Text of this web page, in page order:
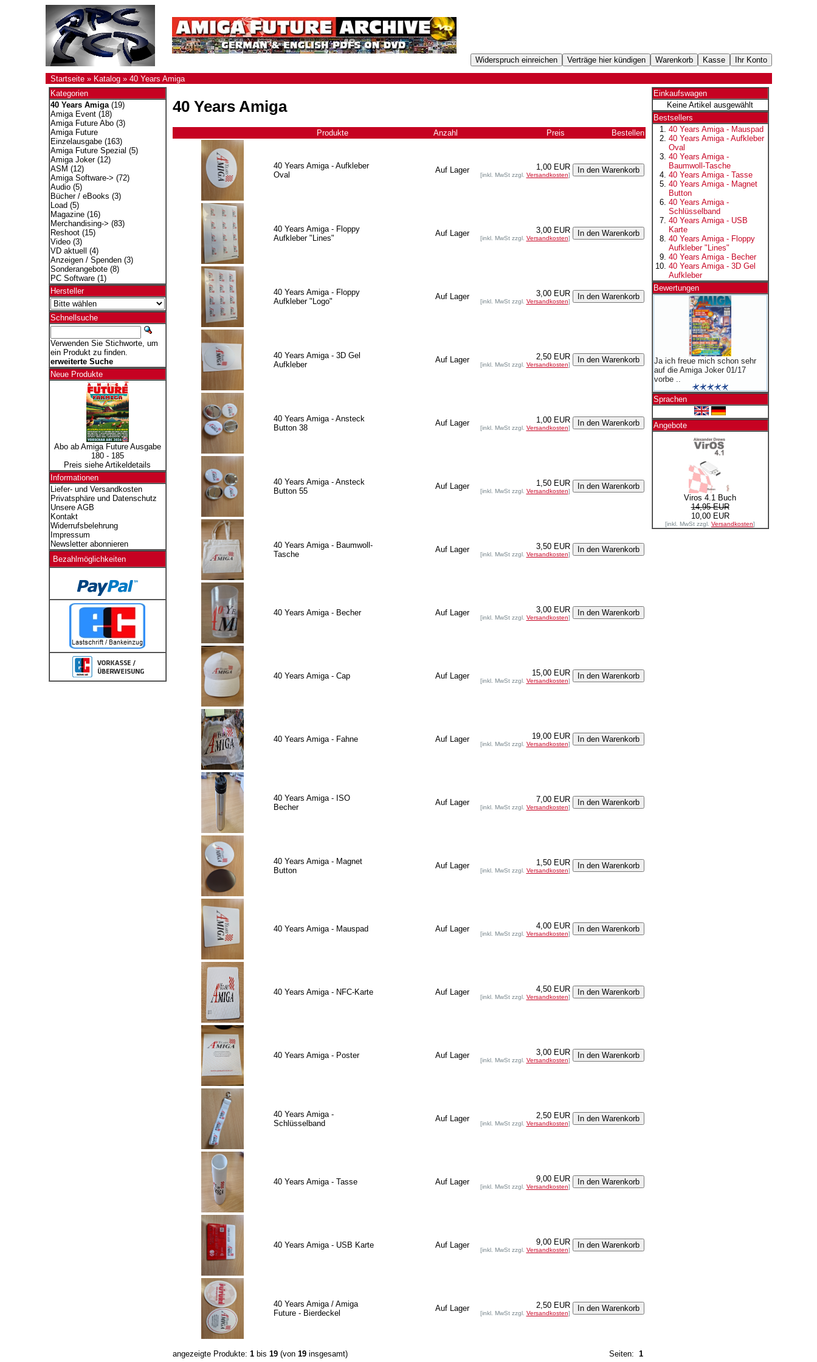
Startseite» Katalog» 40 Years Amiga
Kategorien
40 Years Amiga(19)
Amiga Event(18)
Amiga Future Abo(3)
Amiga Future
Einzelausgabe(163)
Amiga Future Spezial (5)
Amiga Joker(12)
ASM (12)
Amiga Software-> (72)
Audio(5)
Bücher / eBooks (3)
Load (5)
Magazine(16)
Merchandising-> (83)
Reshoot(15)
Video(3)
VD aktuell
(4)
Anzeigen / Spenden(3)
Sonderangebote(8)
PC Software(1)
Hersteller
Schnellsuche
Verwenden Sie Stichworte, um
ein Produkt zu finden.
erweiterte Suche
Neue Produkte
Abo ab Amiga Future Ausgabe
180 - 185
Preis siehe Artikeldetails
Informationen
Liefer- und Versandkosten
Privatsphäre und Datenschutz
Unsere AGB
Kontakt
Widerrufsbelehrung
Impressum
Newsletter abonnieren
Bezahlmöglichkeiten
40 Years Amiga
Produkte Anzahl Preis Bestellen
40 Years Amiga - Aufkleber
Oval
Auf Lager 1,00 EUR
[inkl. MwSt zzgl. Versandkosten]
40 Years Amiga - Floppy
Aufkleber "Lines"
Auf Lager 3,00 EUR
[inkl. MwSt zzgl. Versandkosten]
40 Years Amiga - Floppy
Aufkleber "Logo"
Auf Lager 3,00 EUR
[inkl. MwSt zzgl. Versandkosten]
40 Years Amiga - 3D Gel
Aufkleber
Auf Lager 2,50 EUR
[inkl. MwSt zzgl. Versandkosten]
40 Years Amiga - Ansteck
Button 38
Auf Lager 1,00 EUR
[inkl. MwSt zzgl. Versandkosten]
40 Years Amiga - Ansteck
Button 55
Auf Lager 1,50 EUR
[inkl. MwSt zzgl. Versandkosten]
40 Years Amiga - Baumwoll-
Tasche
Auf Lager 3,50 EUR
[inkl. MwSt zzgl. Versandkosten]
40 Years Amiga - Becher Auf Lager 3,00 EUR
[inkl. MwSt zzgl. Versandkosten]
40 Years Amiga - Cap Auf Lager 15,00 EUR
[inkl. MwSt zzgl. Versandkosten]
40 Years Amiga - Fahne Auf Lager 19,00 EUR
[inkl. MwSt zzgl. Versandkosten]
40 Years Amiga - ISO
Becher
Auf Lager 7,00 EUR
[inkl. MwSt zzgl. Versandkosten]
40 Years Amiga - Magnet
Button
Auf Lager 1,50 EUR
[inkl. MwSt zzgl. Versandkosten]
40 Years Amiga - Mauspad Auf Lager 4,00 EUR
[inkl. MwSt zzgl. Versandkosten]
40 Years Amiga - NFC-Karte Auf Lager 4,50 EUR
[inkl. MwSt zzgl. Versandkosten]
40 Years Amiga - Poster Auf Lager 3,00 EUR
[inkl. MwSt zzgl. Versandkosten]
40 Years Amiga -
Schlüsselband
Auf Lager 2,50 EUR
[inkl. MwSt zzgl. Versandkosten]
40 Years Amiga - Tasse Auf Lager 9,00 EUR
[inkl. MwSt zzgl. Versandkosten]
40 Years Amiga - USB Karte Auf Lager 9,00 EUR
[inkl. MwSt zzgl. Versandkosten]
40 Years Amiga / Amiga
Future - Bierdeckel
Auf Lager 2,50 EUR
[inkl. MwSt zzgl. Versandkosten]
Seiten: 1
angezeigte Produkte: 1bis 19(von 19insgesamt)
Einkaufswagen
Keine Artikel ausgewählt
Bestsellers
40 Years Amiga - Mauspad
40 Years Amiga - Aufkleber
Oval
40 Years Amiga -
Baumwoll-Tasche
40 Years Amiga - Tasse
40 Years Amiga - Magnet
Button
40 Years Amiga -
Schlüsselband
40 Years Amiga - USB
Karte
40 Years Amiga - Floppy
Aufkleber "Lines"
40 Years Amiga - Becher
40 Years Amiga - 3D Gel
Aufkleber
Bewertungen
Ja ich freue mich schon sehr
auf die Amiga Joker 01/17
vorbe ..
Sprachen
Angebote
Viros 4.1 Buch
14,95 EUR
10,00 EUR
[inkl. MwSt zzgl. Versandkosten]